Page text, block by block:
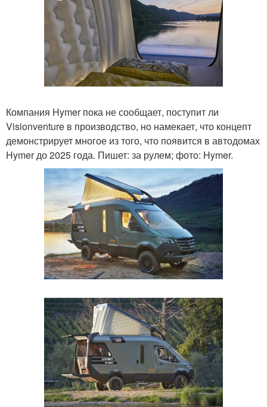
Компания Hymer пока не сообщает, поступит ли
Visionventure в производство, но намекает, что концепт
демонстрирует многое из того, что появится в автодомах
Hymer до 2025 года. Пишет: за рулем; фото: Hymer.